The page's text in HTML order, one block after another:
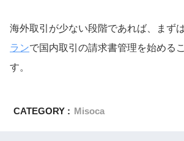
海外取引が少ない段階であれば、まず
ランで国内取引の請求書管理を始める
す。
CATEGORY : Misoca